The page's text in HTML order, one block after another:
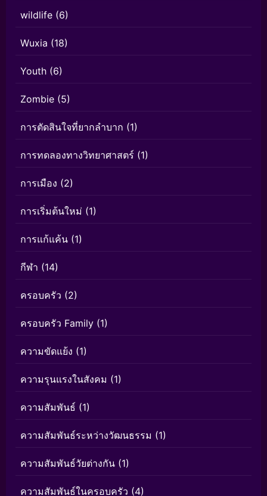
wildlife (6)
Wuxia (18)
Youth (6)
Zombie (5)
การตัดสินใจที่ยากลำบาก (1)
การทดลองทางวิทยาศาสตร์ (1)
การเมือง (2)
การเริ่มต้นใหม่ (1)
การแก้แค้น (1)
กีฬา (14)
ครอบครัว (2)
ครอบครัว Family (1)
ความขัดแย้ง (1)
ความรุนแรงในสังคม (1)
ความสัมพันธ์ (1)
ความสัมพันธ์ระหว่างวัฒนธรรม (1)
ความสัมพันธ์วัยต่างกัน (1)
ความสัมพันธ์ในครอบครัว (4)